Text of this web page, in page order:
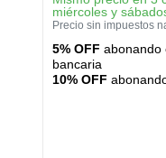
miércoles y
Precio sin impuestos
5% OFF abonando
bancaria
10% OFF